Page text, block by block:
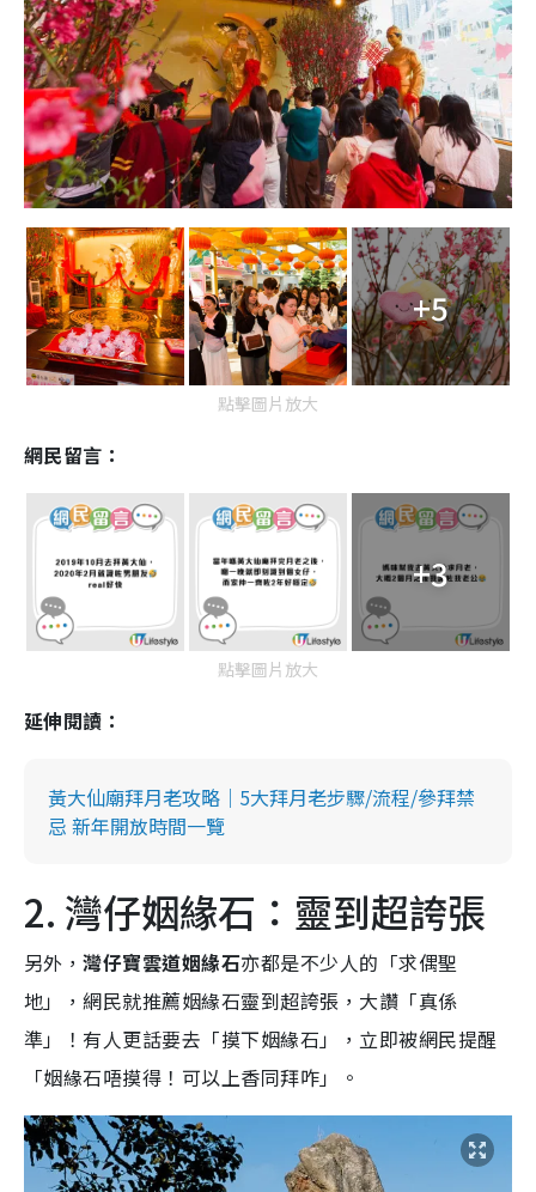
+5
點擊圖片放大
網民留言：
+3
點擊圖片放大
延伸閱讀：
黃大仙廟拜月老攻略｜5大拜月老步驟/流程/參拜禁
忌 新年開放時間一覽
2. 灣仔姻緣石：靈到超誇張
另外，灣仔寶雲道姻緣石亦都是不少人的「求偶聖
地」，網民就推薦姻緣石靈到超誇張，大讚「真係
準」！有人更話要去「摸下姻緣石」，立即被網民提醒
「姻緣石唔摸得！可以上香同拜咋」。